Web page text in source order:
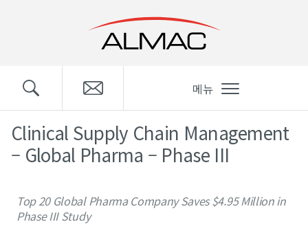
메뉴
Clinical Supply Chain Management
– Global Pharma – Phase III
Top 20 Global Pharma Company Saves $4.95 Million in
Phase III Study